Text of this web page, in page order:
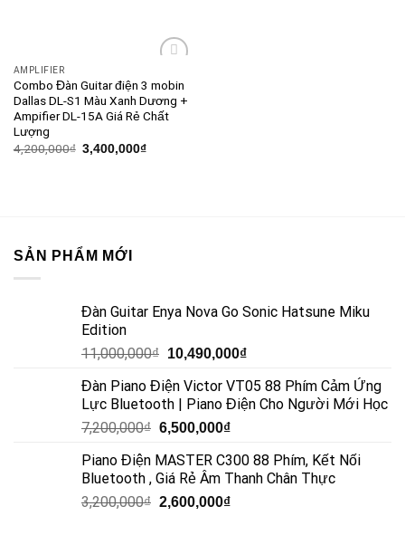
Add to
wishlist
AMPLIFIER
Combo Đàn Guitar điện 3 mobin
Dallas DL-S1 Màu Xanh Dương +
Ampifier DL-15A Giá Rẻ Chất
Lượng
4,200,000₫ 3,400,000₫
SẢN PHẨM MỚI
Đàn Guitar Enya Nova Go Sonic Hatsune Miku
Edition
11,000,000₫ 10,490,000₫
Đàn Piano Điện Victor VT05 88 Phím Cảm Ứng
Lực Bluetooth | Piano Điện Cho Người Mới Học
7,200,000₫ 6,500,000₫
Piano Điện MASTER C300 88 Phím, Kết Nối
Bluetooth , Giá Rẻ Âm Thanh Chân Thực
3,200,000₫ 2,600,000₫